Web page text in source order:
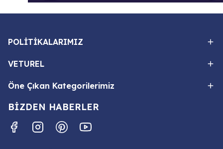
POLİTİKALARIMIZ
VETUREL
Öne Çıkan Kategorilerimiz
BİZDEN HABERLER